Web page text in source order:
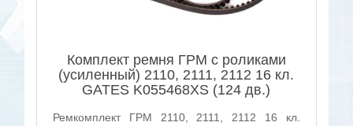
Комплект ремня ГРМ с роликами
(усиленный) 2110, 2111, 2112 16 кл.
GATES K055468XS (124 дв.)
Ремкомплект ГРМ 2110, 2111, 2112 16 кл.